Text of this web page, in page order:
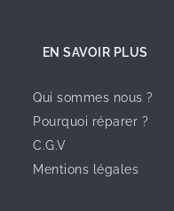
EN SAVOIR PLUS
Qui sommes nous ?
Pourquoi réparer ?
C.G.V
Mentions légales